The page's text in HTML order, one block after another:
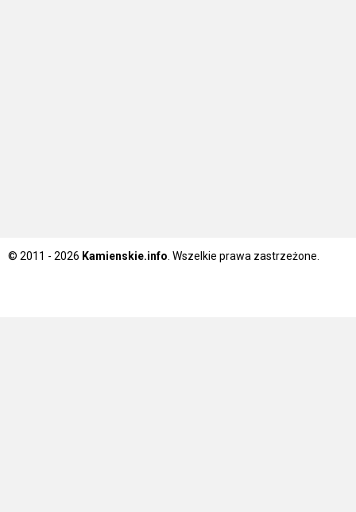
© 2011 - 2026 Kamienskie.info . Wszelkie prawa zastrzeżone.